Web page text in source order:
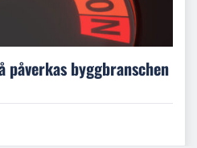
byggbranschen